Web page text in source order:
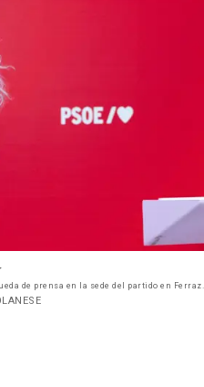
de prensa en la sede del partido en Ferraz.